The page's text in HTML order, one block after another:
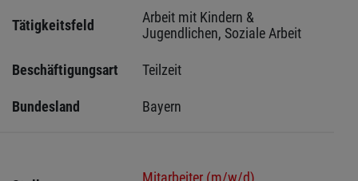
Tätigkeitsfeld
Arbeit mit Kindern &
Jugendlichen, Soziale Arbeit
Beschäftigungsart Teilzeit
Bundesland Bayern
Mitarbeiter (m/w/d)